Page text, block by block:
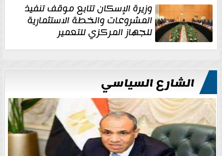
وزيرة الإسكان تتابع موقف تنفيذ
المشروعات والخطة الاستثمارية
للجهاز المركزي للتعمير
الشارع السياسي